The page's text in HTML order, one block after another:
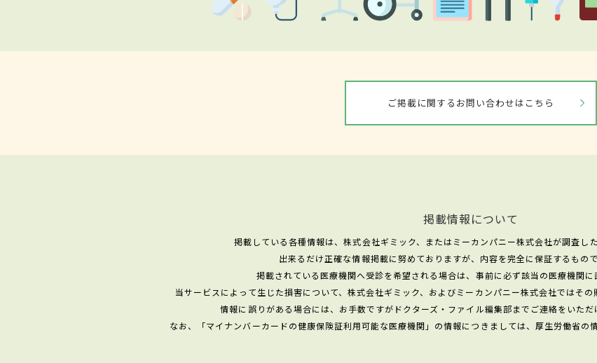
ご掲載に関するお問い合わせはこちら
掲載情報について
掲載している各種情報は、株式会社ギミック、またはミーカンパニー株式会社が調査し
出来るだけ正確な情報掲載に努めておりますが、内容を完全に保証するもの
掲載されている医療機関へ受診を希望される場合は、事前に必ず該当の医療機関に
当サービスによって生じた損害について、株式会社ギミック、およびミーカンパニー株式会社ではその
情報に誤りがある場合には、お手数ですがドクターズ・ファイル編集部までご連絡をいただ
なお、「マイナンバーカードの健康保険証利用可能な医療機関」の情報につきましては、厚生労働省の